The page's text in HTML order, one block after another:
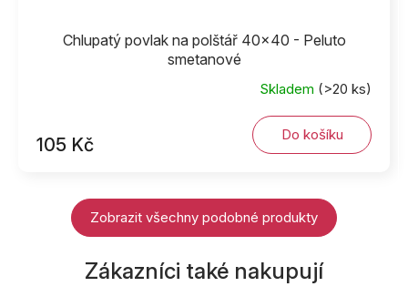
Chlupatý povlak na polštář 40x40 - Peluto
smetanové
Skladem (>20 ks)
105 Kč Do košíku
Zobrazit všechny podobné produkty
Zákazníci také nakupují